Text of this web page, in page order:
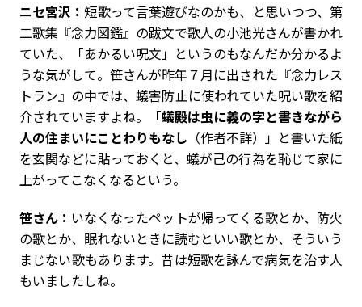
ニセ宮沢： 短歌って言葉遊びなのかも、と思いつつ、第
二歌集『念力図鑑』の跋文で歌人の小池光さんが書かれ
ていた、「あかるい呪文」というのもなんだか分かるよ
うな気がして。笹さんが昨年７月に出された『念力レス
トラン』の中では、蟻害防止に使われていた呪い歌を紹
介されていますよね。「蟻殿は虫に義の字と書きながら
人の住まいにことわりもなし （作者不詳）」と書いた紙
を玄関などに貼っておくと、蟻が己の行為を恥じて家に
上がってこなくなるという。
笹さん： いなくなったペットが帰ってくる歌とか、防火
の歌とか、眠れないときに読むといい歌とか、そういう
まじない歌もあります。昔は短歌を詠んで病気を治す人
もいましたしね。